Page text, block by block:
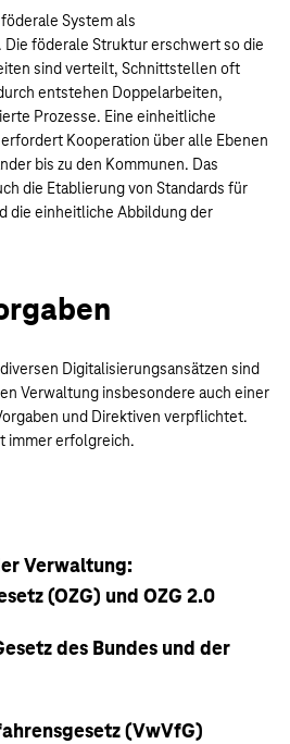
System als
föderale Struktur erschwert so die
sind verteilt, Schnittstellen oft
entstehen Doppelarbeiten,
Prozesse. Eine einheitliche
Kooperation über alle Ebenen
bis zu den Kommunen. Das
die Etablierung von Standards für
die einheitliche Abbildung der
Digitalisierungsansätzen sind
Verwaltung insbesondere auch einer
und Direktiven verpflichtet.
immer erfolgreich.
Verwaltung:
(OZG) und OZG 2.0
des Bundes und der
(VwVfG)